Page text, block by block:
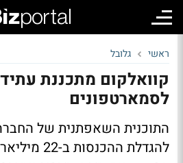
ראשי גלובל
קוואלקום מתכננת
לסמארטפונים
התוכנית השאפתנית של
להגדלת